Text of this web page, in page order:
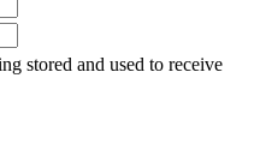
stored and used to receive